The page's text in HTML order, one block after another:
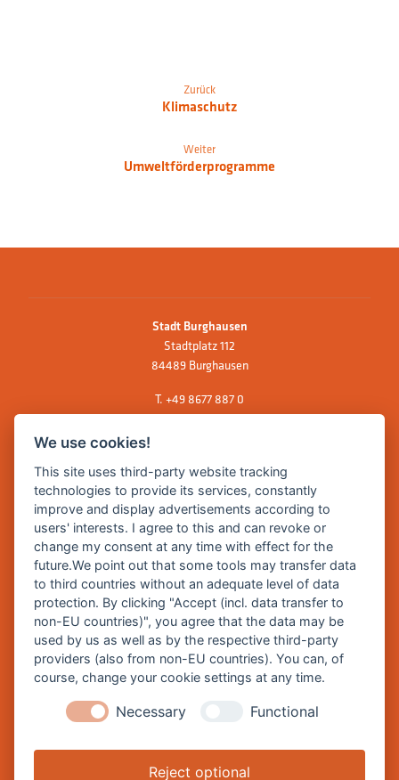
Zurück
Klimaschutz
Weiter
Umweltförderprogramme
Stadt Burghausen
Stadtplatz 112
84489 Burghausen
T. +49 8677 887 0
E Mail:
Zentrale Webseite der Stadt Burghausen:
www.burghausen.de
Burghausen in leichter Sprache
So funktioniert burghausen.de
Inhalte von burghausen.de
Datenschutz
We use cookies!
This site uses third-party website tracking
technologies to provide its services, constantly
improve and display advertisements according to
users' interests. I agree to this and can revoke or
change my consent at any time with effect for the
future.We point out that some tools may transfer data
to third countries without an adequate level of data
protection. By clicking "Accept (incl. data transfer to
non-EU countries)", you agree that the data may be
used by us as well as by the respective third-party
providers (also from non-EU countries). You can, of
course, change your cookie settings at any time.
Necessary Functional
Reject optional